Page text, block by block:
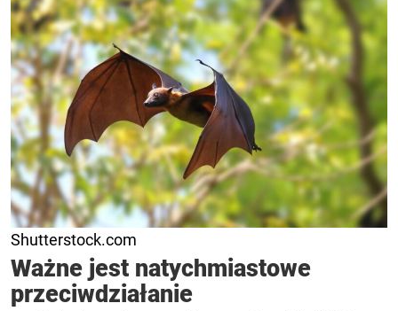
Shutterstock.com
Ważne jest natychmiastowe
przeciwdziałanie